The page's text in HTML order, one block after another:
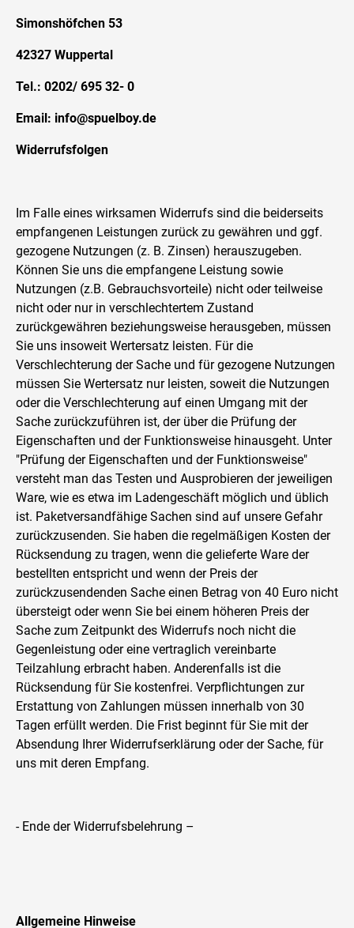
Simonshöfchen 53
42327 Wuppertal
Tel.: 0202/ 695 32- 0
Email: info@spuelboy.de
Widerrufsfolgen
Im Falle eines wirksamen Widerrufs sind die beiderseits
empfangenen Leistungen zurück zu gewähren und ggf.
gezogene Nutzungen (z. B. Zinsen) herauszugeben.
Können Sie uns die empfangene Leistung sowie
Nutzungen (z.B. Gebrauchsvorteile) nicht oder teilweise
nicht oder nur in verschlechtertem Zustand
zurückgewähren beziehungsweise herausgeben, müssen
Sie uns insoweit Wertersatz leisten. Für die
Verschlechterung der Sache und für gezogene Nutzungen
müssen Sie Wertersatz nur leisten, soweit die Nutzungen
oder die Verschlechterung auf einen Umgang mit der
Sache zurückzuführen ist, der über die Prüfung der
Eigenschaften und der Funktionsweise hinausgeht. Unter
"Prüfung der Eigenschaften und der Funktionsweise"
versteht man das Testen und Ausprobieren der jeweiligen
Ware, wie es etwa im Ladengeschäft möglich und üblich
ist. Paketversandfähige Sachen sind auf unsere Gefahr
zurückzusenden. Sie haben die regelmäßigen Kosten der
Rücksendung zu tragen, wenn die gelieferte Ware der
bestellten entspricht und wenn der Preis der
zurückzusendenden Sache einen Betrag von 40 Euro nicht
übersteigt oder wenn Sie bei einem höheren Preis der
Sache zum Zeitpunkt des Widerrufs noch nicht die
Gegenleistung oder eine vertraglich vereinbarte
Teilzahlung erbracht haben. Anderenfalls ist die
Rücksendung für Sie kostenfrei. Verpflichtungen zur
Erstattung von Zahlungen müssen innerhalb von 30
Tagen erfüllt werden. Die Frist beginnt für Sie mit der
Absendung Ihrer Widerrufserklärung oder der Sache, für
uns mit deren Empfang.
- Ende der Widerrufsbelehrung –
Allgemeine Hinweise